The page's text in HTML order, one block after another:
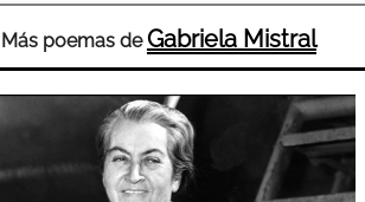
Más poemas deGabriela Mistral